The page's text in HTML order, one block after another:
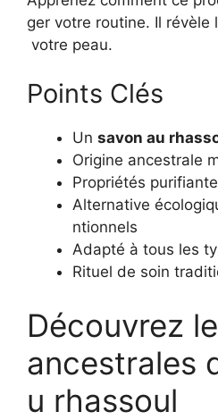
ger votre routine. Il
votre peau.
Points Clés
Un savon au
Origine ancestrale
Propriétés
Alternative
ntionnels
Adapté à tous les
Rituel de soin
Découvrez
ancestrales
u rhassoul